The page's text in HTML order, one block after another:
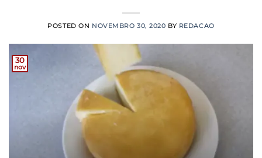
POSTED ON NOVEMBRO 30, 2020 BY REDACAO
30
nov